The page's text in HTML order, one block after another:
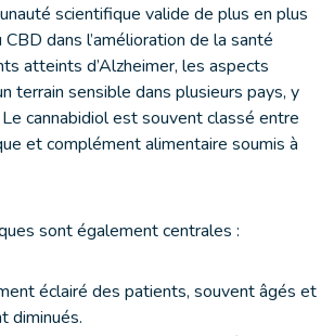
scientifique valide de plus en plus
dans l’amélioration de la santé
atteints d’Alzheimer, les aspects
terrain sensible dans plusieurs pays, y
cannabidiol est souvent classé entre
et complément alimentaire soumis à
sont également centrales :
éclairé des patients, souvent âgés et
diminués.